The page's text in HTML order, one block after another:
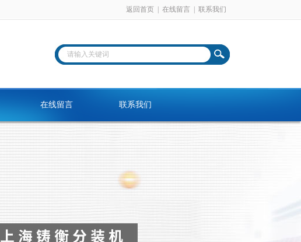
返回首页 在线留言 联系我们
在线留言 联系我们